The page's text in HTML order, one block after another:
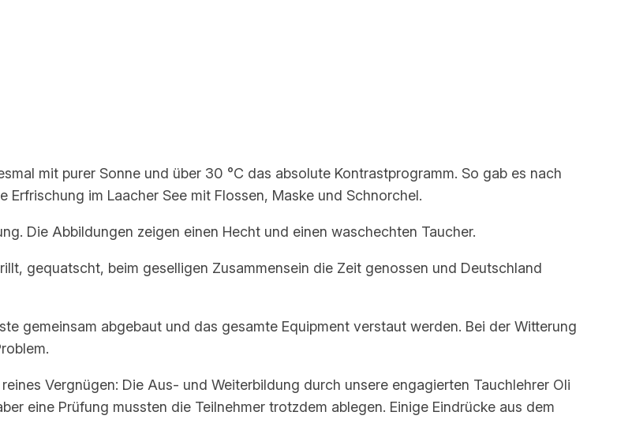
mit purer Sonne und über 30 °C das absolute Kontrastprogramm. So gab es nach
im Laacher See mit Flossen, Maske und Schnorchel.
Die Abbildungen zeigen einen Hecht und einen waschechten Taucher.
gequatscht, beim geselligen Zusammensein die Zeit genossen und Deutschland
gemeinsam abgebaut und das gesamte Equipment verstaut werden. Bei der Witterung
Vergnügen: Die Aus- und Weiterbildung durch unsere engagierten Tauchlehrer Oli
eine Prüfung mussten die Teilnehmer trotzdem ablegen. Einige Eindrücke aus dem